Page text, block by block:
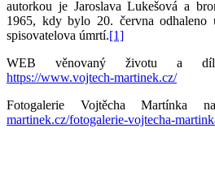
autorkou je Jaroslava Lukešová a
1965, kdy bylo 20. června odhaleno
spisovatelova úmrtí.[1]
WEB věnovaný životu a
https://www.vojtech-martinek.cz/
Fotogalerie Vojtěcha
martinek.cz/fotogalerie-vojtecha-